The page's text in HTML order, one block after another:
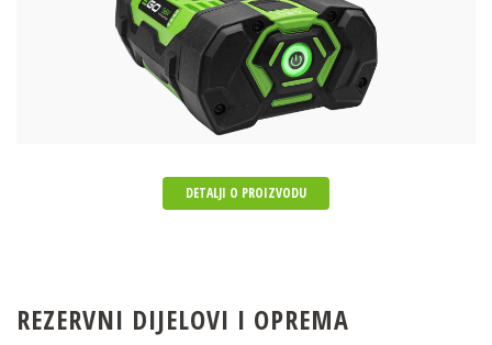
DETALJI O PROIZVODU
REZERVNI DIJELOVI I OPREMA